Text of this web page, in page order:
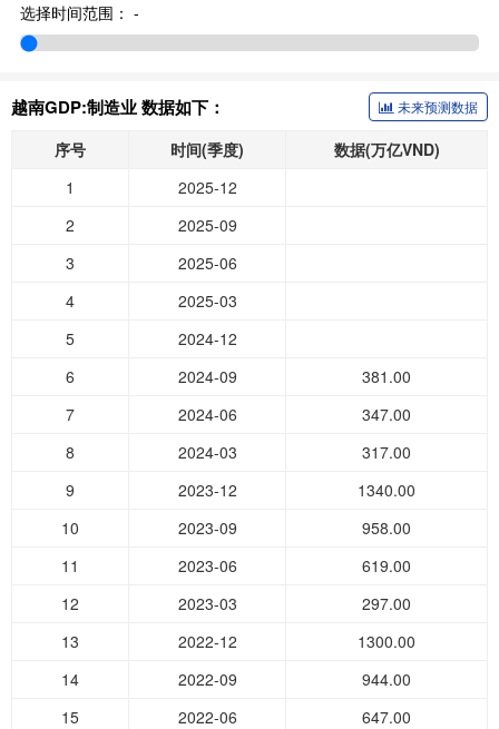
选择时间范围： -
越南GDP:制造业 数据如下： 未来预测数据
序号 时间(季度)
数据(万亿VND)
1
2025-12
2
2025-09
3
2025-06
4
2025-03
5
2024-12
6
2024-09
381.00
7
2024-06
347.00
8
2024-03
317.00
9
2023-12
1340.00
10
2023-09
958.00
11
2023-06
619.00
12
2023-03
297.00
13
2022-12
1300.00
14
2022-09
944.00
15
2022-06
647.00